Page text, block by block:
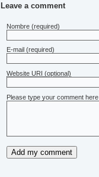
Leave a comment
Nombre (required)
E-mail (required)
Website URI (optional)
Please type your comment here